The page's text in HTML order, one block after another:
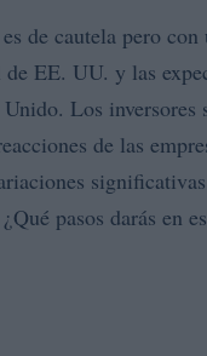
de cautela pero
EE. UU. y las
Los inversores
de las
pasos darás en